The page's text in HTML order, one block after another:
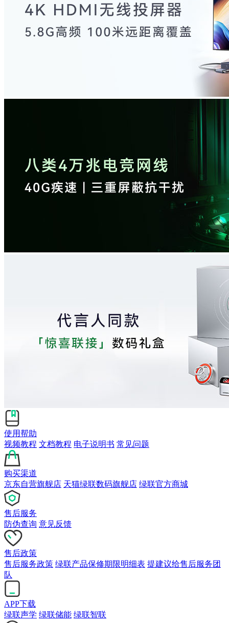
使用帮助
视频教程 文档教程 电子说明书 常见问题
购买渠道
京东自营旗舰店 天猫绿联数码旗舰店 绿联官方商城
售后服务
防伪查询 意见反馈
售后政策
售后服务政策 绿联产品保修期限明细表 提建议给售后服务团
队
APP下载
绿联声学 绿联储能 绿联智联